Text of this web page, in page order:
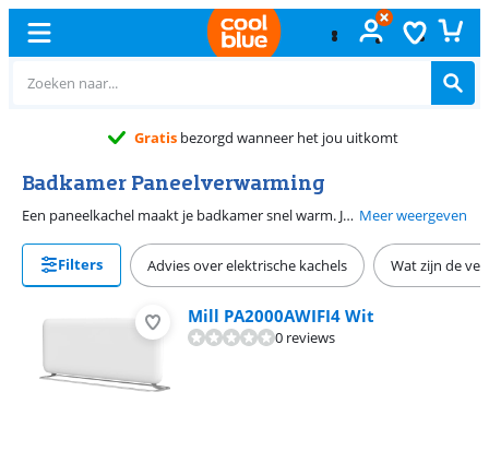
Gratis bezorgd wanneer het jou uitkomt
Badkamer Paneelverwarming
Een paneelkachel maakt je badkamer snel warm. Je hangt hem aan de muur, zodat de vloer vrij blijft. De kachel geeft directe warmte en werkt veilig in een vochtige ruimte. Je kiest uit verschillende maten, die bij jouw badkamer past. Zo voelt de ruimte warm aan na het douchen. Meer weergeven
Filters Advies over elektrische kachels Wat zijn de
Mill PA2000AWIFI4 Wit
0 reviews